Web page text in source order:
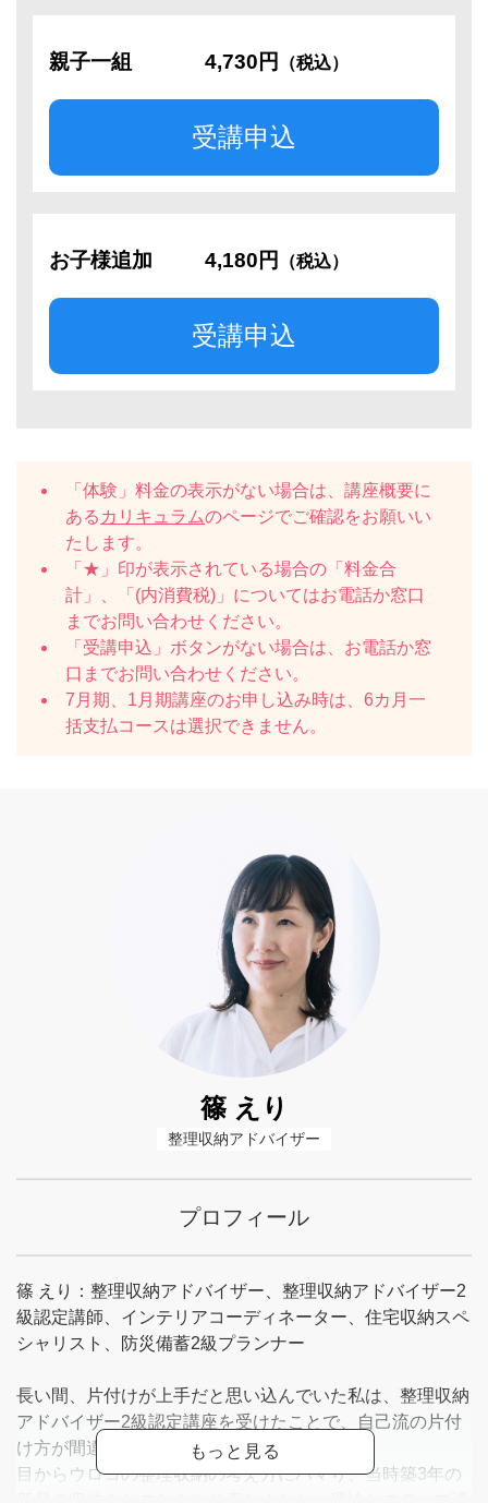
親子一組 4,730円 （税込）
受講申込
お子様追加 4,180円 （税込）
受講申込
「体験」料金の表示がない場合は、講座概要に
ある カリキュラムのページでご確認をお願いい
たします。
「★」印が表示されている場合の「料金合
計」、「(内消費税)」についてはお電話か窓口
までお問い合わせください。
「受講申込」ボタンがない場合は、お電話か窓
口までお問い合わせください。
7月期、1月期講座のお申し込み時は、6カ月一
括支払コースは選択できません。
篠 えり
整理収納アドバイザー
プロフィール
篠 えり：整理収納アドバイザー、整理収納アドバイザー2
級認定講師、インテリアコーディネーター、住宅収納スペ
シャリスト、防災備蓄2級プランナー
長い間、片付けが上手だと思い込んでいた私は、整理収納
アドバイザー2級認定講座を受けたことで、自己流の片付
け方が間違っていたことに気づきました。
目からウロコの整理収納の考え方にハマり、当時築3年の